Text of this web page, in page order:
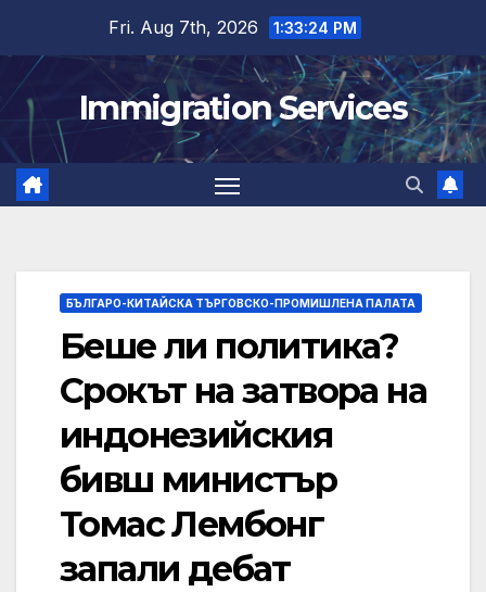
content
Fri. Aug 7th, 2026 1:33:25 PM
Immigration Services
БЪЛГАРО-КИТАЙСКА ТЪРГОВСКО-ПРОМИШЛЕНА ПАЛАТА
Беше ли политика?
Срокът на затвора на
индонезийския
бивш министър
Томас Лембонг
запали дебат